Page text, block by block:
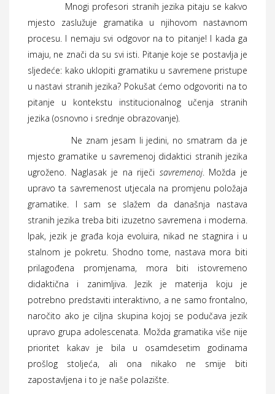
Mnogi profesori stranih jezika pitaju se kakvo
mjesto zaslužuje gramatika u njihovom nastavnom
procesu. I nemaju svi odgovor na to pitanje! I kada ga
imaju, ne znači da su svi isti. Pitanje koje se postavlja je
sljedeće: kako uklopiti gramatiku u savremene pristupe
u nastavi stranih jezika? Pokušat ćemo odgovoriti na to
pitanje u kontekstu institucionalnog učenja stranih
jezika (osnovno i srednje obrazovanje).
Ne znam jesam li jedini, no smatram da je
mjesto gramatike u savremenoj didaktici stranih jezika
ugroženo. Naglasak je na riječi savremenoj. Možda je
upravo ta savremenost utjecala na promjenu položaja
gramatike. I sam se slažem da današnja nastava
stranih jezika treba biti izuzetno savremena i moderna.
Ipak, jezik je građa koja evoluira, nikad ne stagnira i u
stalnom je pokretu. Shodno tome, nastava mora biti
prilagođena promjenama, mora biti istovremeno
didaktična i zanimljiva. Jezik je materija koju je
potrebno predstaviti interaktivno, a ne samo frontalno,
naročito ako je ciljna skupina kojoj se podučava jezik
upravo grupa adolescenata. Možda gramatika više nije
prioritet kakav je bila u osamdesetim godinama
prošlog stoljeća, ali ona nikako ne smije biti
zapostavljena i to je naše polazište.